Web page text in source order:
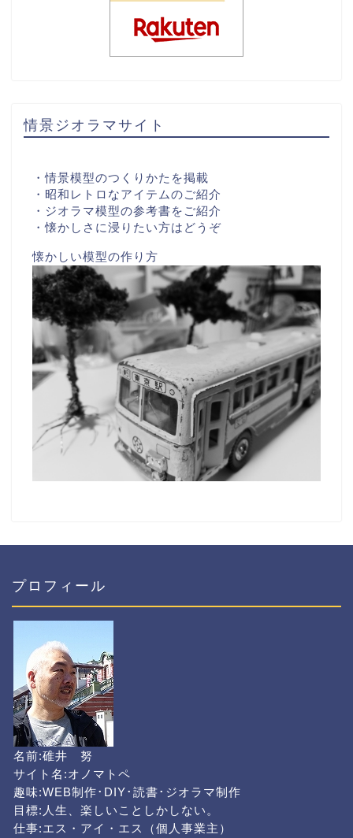
情景ジオラマサイト
・情景模型のつくりかたを掲載
・昭和レトロなアイテムのご紹介
・ジオラマ模型の参考書をご紹介
・懐かしさに浸りたい方はどうぞ
懐かしい模型の作り方
プロフィール
名前:碓井 努
サイト名:オノマトペ
趣味:WEB制作･DIY･読書･ジオラマ制作
目標:人生、楽しいことしかしない。
仕事:エス・アイ・エス（個人事業主）